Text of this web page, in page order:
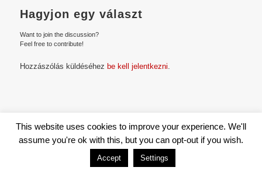
Hagyjon egy választ
Want to join the discussion?
Feel free to contribute!
Hozzászólás küldéséhez be kell jelentkezni.
This website uses cookies to improve your experience. We'll
assume you're ok with this, but you can opt-out if you wish.
Accept Settings